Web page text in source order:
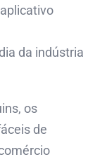
da indústria
os
de